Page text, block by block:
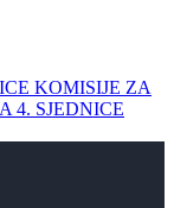
KOMISIJE ZA
4. SJEDNICE